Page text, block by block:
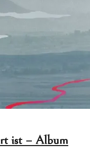
ist – Album